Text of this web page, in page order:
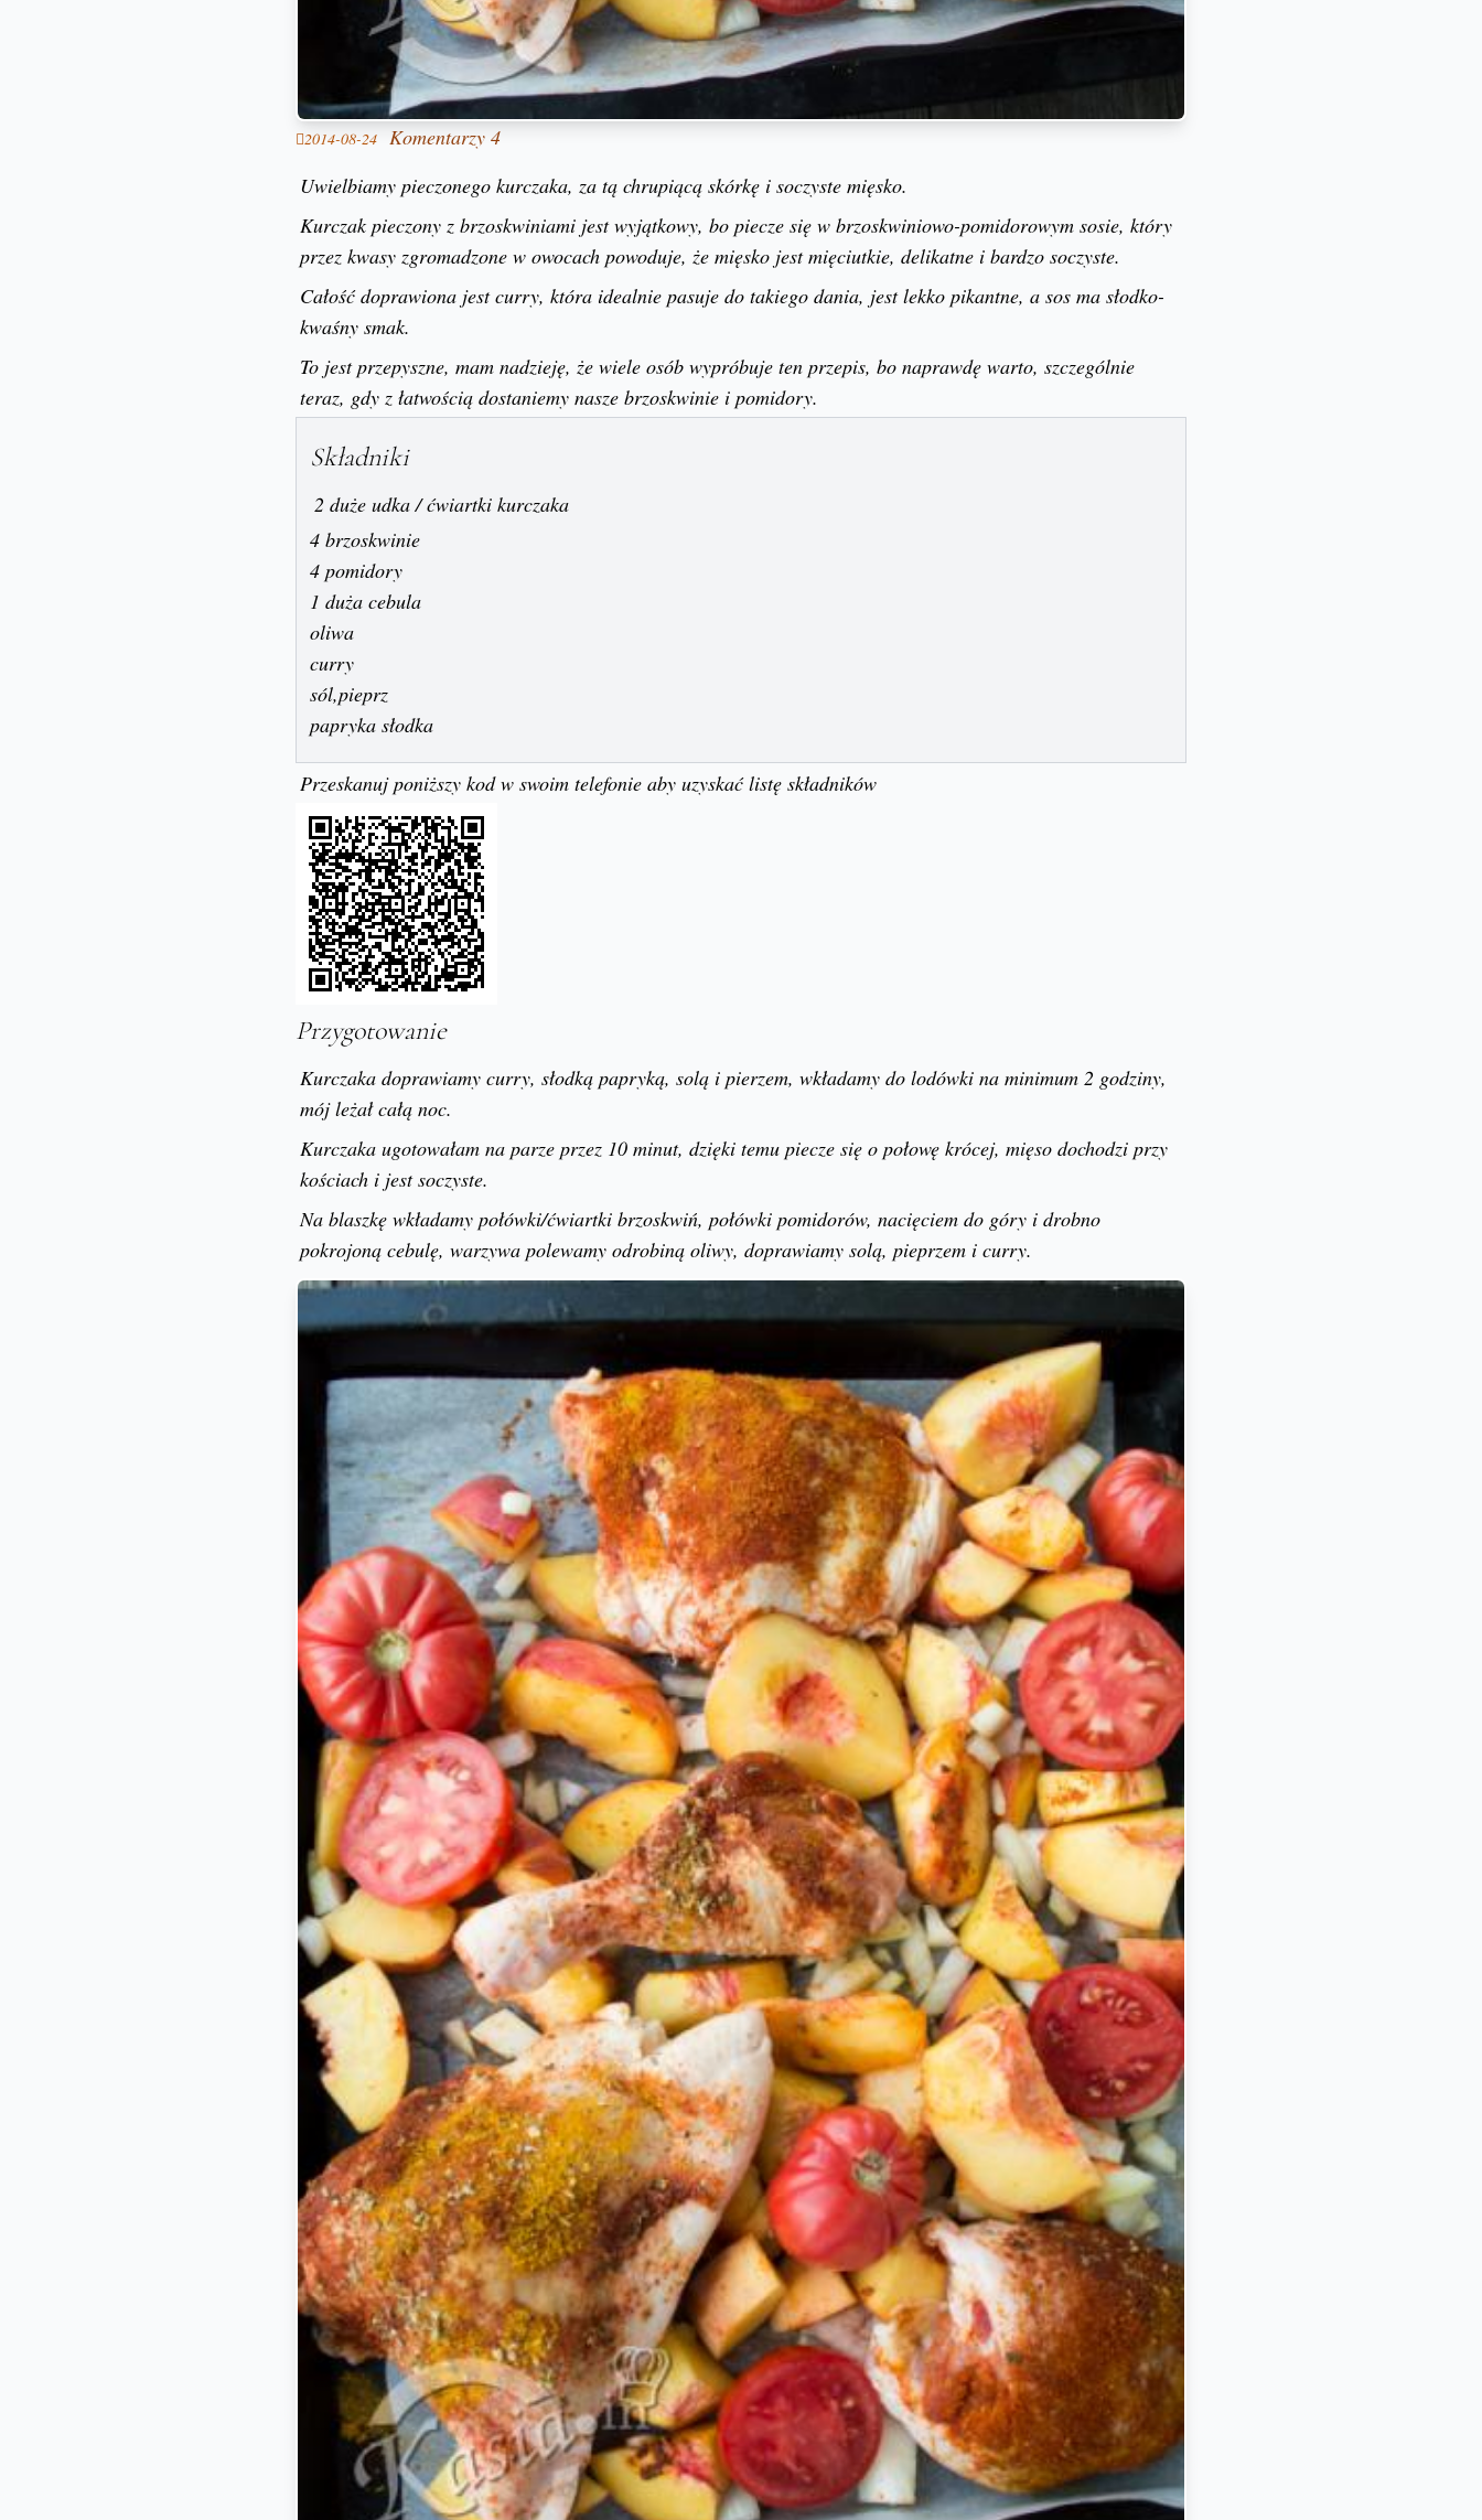
2014-08-24 Komentarzy 4
Uwielbiamy pieczonego kurczaka, za tą chrupiącą skórkę i soczyste mięsko.
Kurczak pieczony z brzoskwiniami jest wyjątkowy, bo piecze się w brzoskwiniowo-pomidorowym sosie, który
przez kwasy zgromadzone w owocach powoduje, że mięsko jest mięciutkie, delikatne i bardzo soczyste.
Całość doprawiona jest curry, która idealnie pasuje do takiego dania, jest lekko pikantne, a sos ma słodko-
kwaśny smak.
To jest przepyszne, mam nadzieję, że wiele osób wypróbuje ten przepis, bo naprawdę warto, szczególnie
teraz, gdy z łatwością dostaniemy nasze brzoskwinie i pomidory.
Składniki
2 duże udka / ćwiartki kurczaka
4 brzoskwinie
4 pomidory
1 duża cebula
oliwa
curry
sól,pieprz
papryka słodka
Przeskanuj poniższy kod w swoim telefonie aby uzyskać listę składników
Przygotowanie
Kurczaka doprawiamy curry, słodką papryką, solą i pierzem, wkładamy do lodówki na minimum 2 godziny,
mój leżał całą noc.
Kurczaka ugotowałam na parze przez 10 minut, dzięki temu piecze się o połowę krócej, mięso dochodzi przy
kościach i jest soczyste.
Na blaszkę wkładamy połówki/ćwiartki brzoskwiń, połówki pomidorów, nacięciem do góry i drobno
pokrojoną cebulę, warzywa polewamy odrobiną oliwy, doprawiamy solą, pieprzem i curry.